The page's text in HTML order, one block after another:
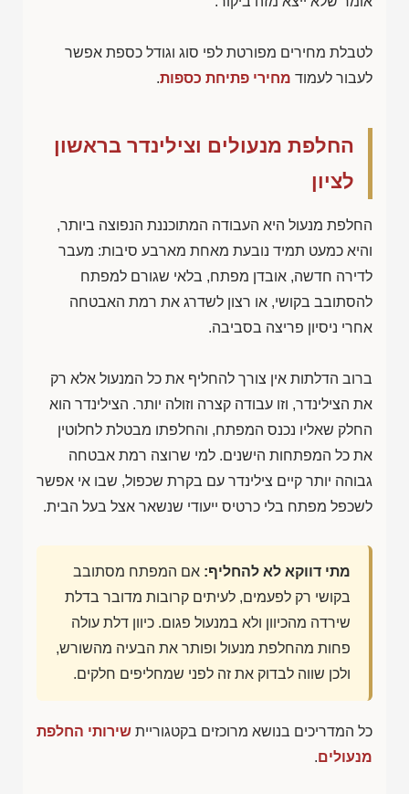
לטבלת מחירים מפורטת לפי סוג וגודל כספת אפשר
לעבור לעמוד מחירי פתיחת כספות.
החלפת מנעולים וצילינדר בראשון
לציון
החלפת מנעול היא העבודה המתוכננת הנפוצה ביותר,
והיא כמעט תמיד נובעת מאחת מארבע סיבות: מעבר
לדירה חדשה, אובדן מפתח, בלאי שגורם למפתח
להסתובב בקושי, או רצון לשדרג את רמת האבטחה
אחרי ניסיון פריצה בסביבה.
ברוב הדלתות אין צורך להחליף את כל המנעול אלא רק
את הצילינדר, וזו עבודה קצרה וזולה יותר. הצילינדר הוא
החלק שאליו נכנס המפתח, והחלפתו מבטלת לחלוטין
את כל המפתחות הישנים. למי שרוצה רמת אבטחה
גבוהה יותר קיים צילינדר עם בקרת שכפול, שבו אי אפשר
לשכפל מפתח בלי כרטיס ייעודי שנשאר אצל בעל הבית.
מתי דווקא לא להחליף: אם המפתח מסתובב
בקושי רק לפעמים, לעיתים קרובות מדובר בדלת
שירדה מהכיוון ולא במנעול פגום. כיוון דלת עולה
פחות מהחלפת מנעול ופותר את הבעיה מהשורש,
ולכן שווה לבדוק את זה לפני שמחליפים חלקים.
כל המדריכים בנושא מרוכזים בקטגוריית שירותי החלפת
מנעולים.